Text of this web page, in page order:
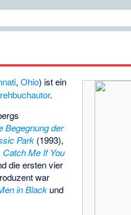
,Ohio) ist ein
.
Begegnung der
Park (1993),
Catch Me If You
die ersten vier
war
in Black und